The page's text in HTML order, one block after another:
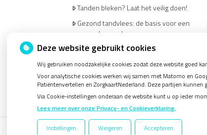
Tanden bleken? Laat het veilig doen!
Gezond tandvlees: de basis voor een
gezonde mond
Naar de tandarts in het buitenland?
(Mond)zorgkosten gemaakt in 2025?
Check of die aftrekbaar zijn
Uw Zorg Online | Beheer
Deze website gebruikt cookies
Wij gebruiken noodzakelijke cookies zodat deze website goed
Voor analytische cookies werken wij samen met Matomo en
Patiëntenvertellen en ZorgkaartNederland. Deze partijen kunnen
Via Cookie-instellingen onderaan de website kunt u op ieder
Lees meer over onze Privacy- en Cookieverklaring.
Instellingen Weigeren Accepteren